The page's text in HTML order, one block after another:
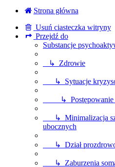
Strona główna
Usuń ciasteczka witryny
Przejdź do
Substancje
↳ Zdrowie
↳ Sytuacje
↳ Postępowanie i
↳ Minimalizacja
ubocznych
↳ Dział
↳ Zaburzenia